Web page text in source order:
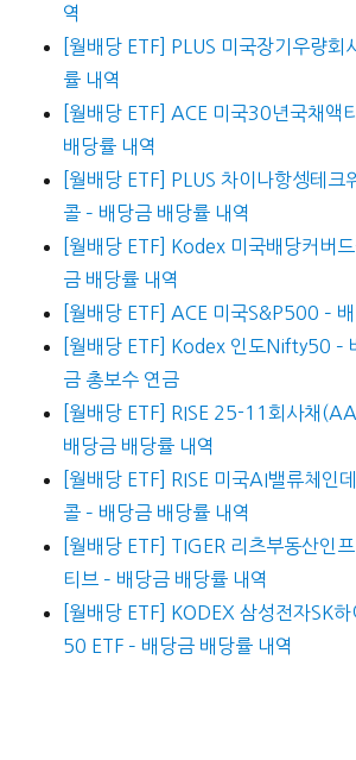
역
[월배당 ETF] PLUS 미국장기우량회
률 내역
[월배당 ETF] ACE 미국30년국채액
배당률 내역
[월배당 ETF] PLUS 차이나항셍테크
콜 – 배당금 배당률 내역
[월배당 ETF] Kodex 미국배당커버
금 배당률 내역
[월배당 ETF] ACE 미국S&P500 –
[월배당 ETF] Kodex 인도Nifty50 –
금 총보수 연금
[월배당 ETF] RISE 25-11회사채
배당금 배당률 내역
[월배당 ETF] RISE 미국AI밸류체인
콜 – 배당금 배당률 내역
[월배당 ETF] TIGER 리츠부동산인
티브 – 배당금 배당률 내역
[월배당 ETF] KODEX 삼성전자SK
50 ETF – 배당금 배당률 내역